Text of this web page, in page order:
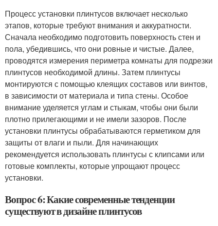
Процесс установки плинтусов включает несколько
этапов, которые требуют внимания и аккуратности.
Сначала необходимо подготовить поверхность стен и
пола, убедившись, что они ровные и чистые. Далее,
проводятся измерения периметра комнаты для подрезки
плинтусов необходимой длины. Затем плинтусы
монтируются с помощью клеящих составов или винтов,
в зависимости от материала и типа стены. Особое
внимание уделяется углам и стыкам, чтобы они были
плотно прилегающими и не имели зазоров. После
установки плинтусы обрабатываются герметиком для
защиты от влаги и пыли. Для начинающих
рекомендуется использовать плинтусы с клипсами или
готовые комплекты, которые упрощают процесс
установки.
Вопрос 6: Какие современные тенденции
существуют в дизайне плинтусов